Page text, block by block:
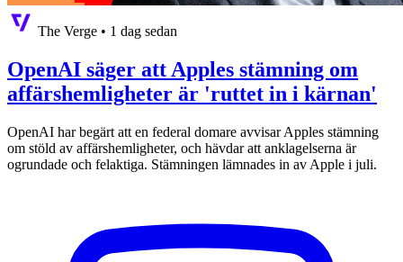
The Verge • 1 dag sedan
OpenAI säger att Apples stämning om
affärshemligheter är 'ruttet in i kärnan'
OpenAI har begärt att en federal domare avvisar Apples stämning
om stöld av affärshemligheter, och hävdar att anklagelserna är
ogrundade och felaktiga. Stämningen lämnades in av Apple i juli.